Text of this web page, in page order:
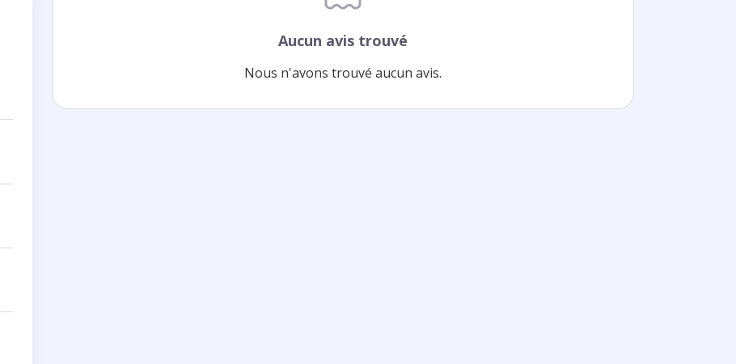
Aucun avis trouvé
Nous n'avons trouvé aucun avis.